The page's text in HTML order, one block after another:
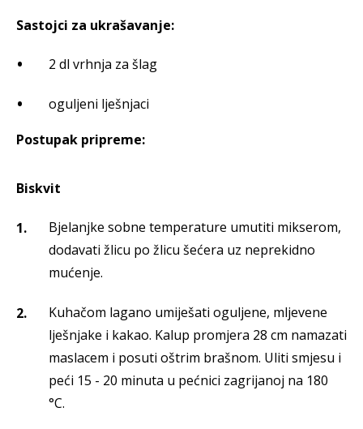
Sastojci za ukrašavanje:
2 dl vrhnja za šlag
oguljeni lješnjaci
Postupak pripreme:
Biskvit
Bjelanjke sobne temperature umutiti mikserom,
dodavati žlicu po žlicu šećera uz neprekidno
mućenje.
Kuhačom lagano umiješati oguljene, mljevene
lješnjake i kakao. Kalup promjera 28 cm namazati
maslacem i posuti oštrim brašnom. Uliti smjesu i
peći 15 - 20 minuta u pećnici zagrijanoj na 180
°C.